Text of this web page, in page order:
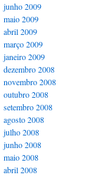
junho 2009
maio 2009
abril 2009
março 2009
janeiro 2009
dezembro 2008
novembro 2008
outubro 2008
setembro 2008
agosto 2008
julho 2008
junho 2008
maio 2008
abril 2008